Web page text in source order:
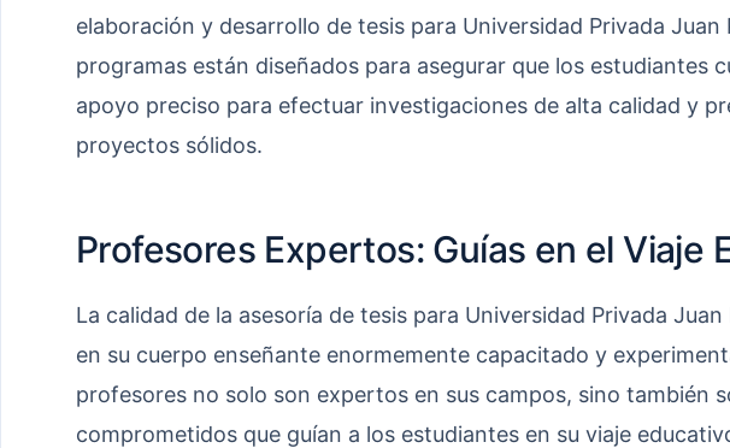
elaboración y desarrollo de tesis para Universidad Privada Juan
programas están diseñados para asegurar que los estudiantes
apoyo preciso para efectuar investigaciones de alta calidad y
proyectos sólidos.
Profesores Expertos: Guías en el Viaje
La calidad de la asesoría de tesis para Universidad Privada Juan
en su cuerpo enseñante enormemente capacitado y
profesores no solo son expertos en sus campos, sino también
comprometidos que guían a los estudiantes en su viaje